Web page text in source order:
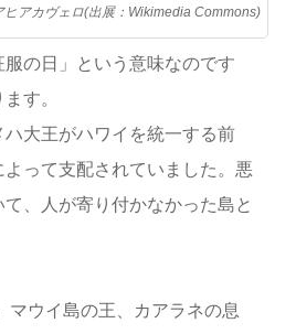
ヒアカヴェロ(出展：Wikimedia Commons)
服の日」という意味なのです
す。
大王がハワイを統一する前
って支配されていました。悪
、人が寄り付かなかった島と
マウイ島の王、カアラネの息